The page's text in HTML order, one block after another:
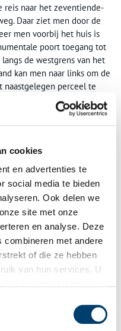
cookies
en advertenties te
social media te bieden
Ook delen we
site met onze
en analyse. Deze
combineren met andere
of die ze hebben
van hun services. U
reis naar het zeventiende-
Daar ziet men door de
men voorbij het huis is
poort toegang tot
de westgrens van het
kan men naar links om de
perceel te
huis een haakse bocht
op het centrale
in een haakse hoek aan
overhoeks.
op ideale maatschema’s
huis en interieur
Beemster met zijn
stichting van
uitgangspunten, die
waarden. Ook de
agrarisch